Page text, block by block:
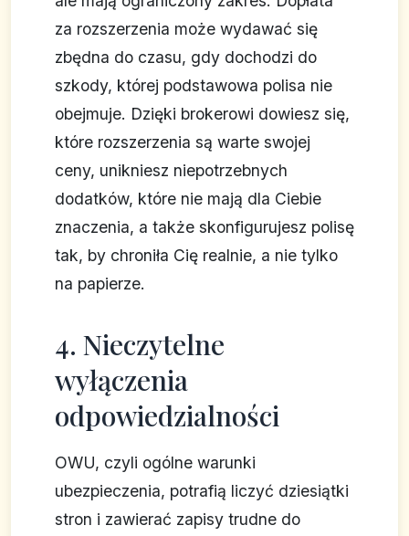
za rozszerzenia może wydawać się
zbędna do czasu, gdy dochodzi do
szkody, której podstawowa polisa nie
obejmuje. Dzięki brokerowi dowiesz się,
które rozszerzenia są warte swojej
ceny, unikniesz niepotrzebnych
dodatków, które nie mają dla Ciebie
znaczenia, a także skonfigurujesz polisę
tak, by chroniła Cię realnie, a nie tylko
na papierze.
4. Nieczytelne
wyłączenia
odpowiedzialności
OWU, czyli ogólne warunki
ubezpieczenia, potrafią liczyć dziesiątki
stron i zawierać zapisy trudne do